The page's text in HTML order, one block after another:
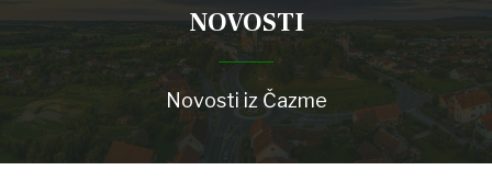
NOVOSTI
Novosti iz Čazme